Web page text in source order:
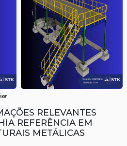
RELEVANTES
REFERÊNCIA EM
METÁLICAS